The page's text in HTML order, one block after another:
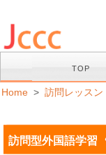
TOP
Home > 訪問レッスン
訪問型外国語学習